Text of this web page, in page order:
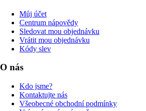
Můj účet
Centrum nápovědy
Sledovat mou objednávku
Vrátit mou objednávku
Kódy slev
O nás
Kdo jsme?
Kontaktujte nás
Všeobecné obchodní podmínky